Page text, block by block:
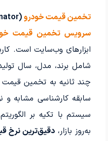
تخمین قیمت خودرو(Car Value Estimator)
سرویس تخمین قیمت
ابزارهای وب‌سایت است.
شامل برند، مدل، سال
چند ثانیه به تخمین قیمت
سابقه کارشناسی مشابه و
سیستم با تکیه بر
به‌روز بازار، دقیق‌ترین نرخ